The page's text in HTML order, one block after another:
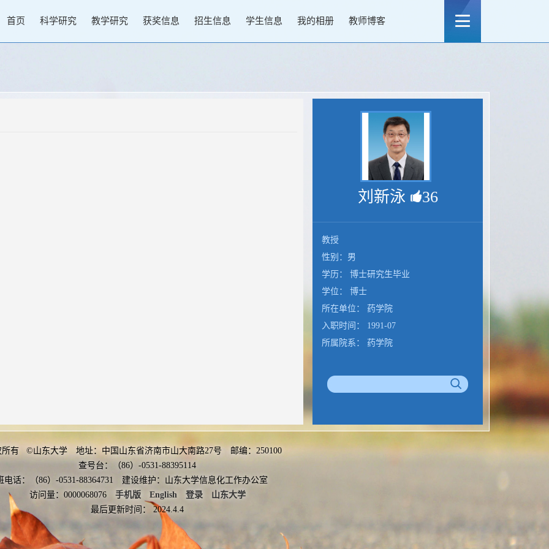
首页 科学研究 教学研究 获奖信息 招生信息 学生信息 我的相册 教师博客
刘新泳 36
教授
性别：男
学历： 博士研究生毕业
学位： 博士
所在单位： 药学院
入职时间： 1991-07
所属院系： 药学院
所有 ©山东大学 地址：中国山东省济南市山大南路27号 邮编：250100
查号台：（86）-0531-88395114
电话：（86）-0531-88364731 建设维护：山东大学信息化工作办公室
访问量： 0000068076 手机版 English 登录
山东大学
最后更新时间： 2024.4.4